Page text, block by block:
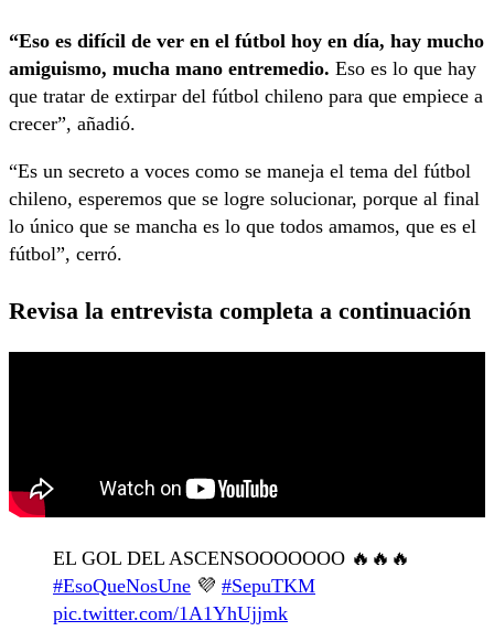
“Eso es difícil de ver en el fútbol hoy en día, hay mucho
amiguismo, mucha mano entremedio. Eso es lo que hay
que tratar de extirpar del fútbol chileno para que empiece a
crecer”, añadió.
“Es un secreto a voces como se maneja el tema del fútbol
chileno, esperemos que se logre solucionar, porque al final
lo único que se mancha es lo que todos amamos, que es el
fútbol”, cerró.
Revisa la entrevista completa a continuación
EL GOL DEL ASCENSOOOOOOO 🔥🔥🔥
#EsoQueNosUne 💜 #SepuTKM
pic.twitter.com/1A1YhUjjmk